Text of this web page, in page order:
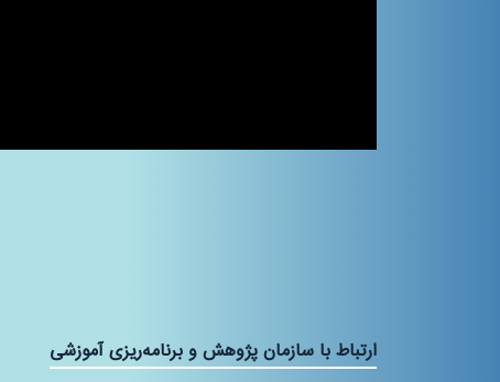
ارتباط با سازمان پژوهش و برنامه‌ریزی آموزشی